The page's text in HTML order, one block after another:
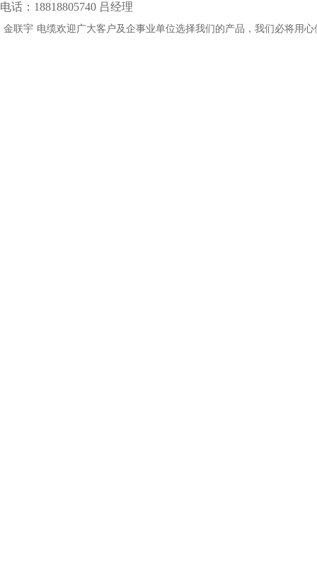
电话：18818805740 吕经理
金联宇 电缆欢迎广大客户及企事业单位选择我们的产品，我们必将用心